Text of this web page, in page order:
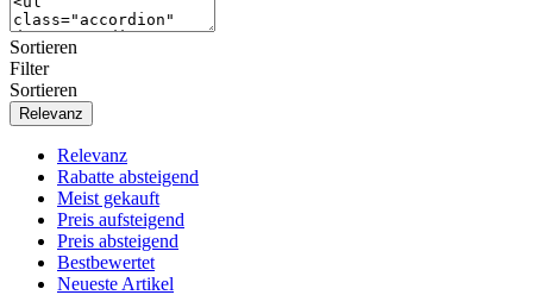
Sortieren
Filter
Sortieren
Relevanz
Relevanz
Rabatte absteigend
Meist gekauft
Preis aufsteigend
Preis absteigend
Bestbewertet
Neueste Artikel